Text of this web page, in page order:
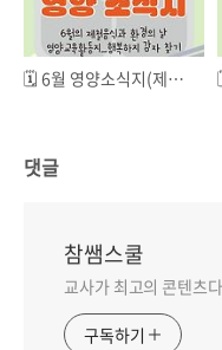
🗓️ 6월 영양소식지(제철음식과 환경의 날, 그리고 감자🥔!)
댓글
참쌤스쿨
교사가 최고의 콘텐츠
구독하기